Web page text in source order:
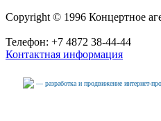
Copyright © 1996 Концертное
Телефон: +7 4872 38-44-44
Контактная информация
— разработка и продвижение интернет-